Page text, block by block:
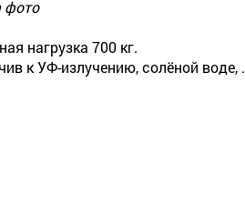
фото
нагрузка 700 кг.
к УФ-излучению, солёной воде, .